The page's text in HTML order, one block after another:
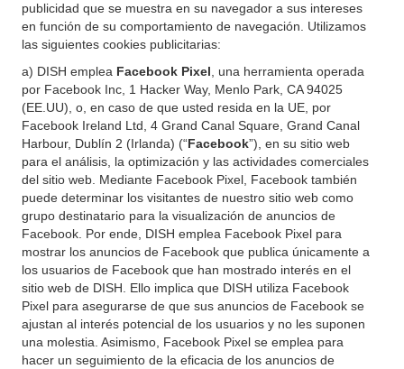
publicidad que se muestra en su navegador a sus intereses
en función de su comportamiento de navegación. Utilizamos
las siguientes cookies publicitarias:
a) DISH emplea Facebook Pixel , una herramienta operada
por Facebook Inc, 1 Hacker Way, Menlo Park, CA 94025
(EE.UU), o, en caso de que usted resida en la UE, por
Facebook Ireland Ltd, 4 Grand Canal Square, Grand Canal
Harbour, Dublín 2 (Irlanda) (“Facebook”), en su sitio web
para el análisis, la optimización y las actividades comerciales
del sitio web. Mediante Facebook Pixel, Facebook también
puede determinar los visitantes de nuestro sitio web como
grupo destinatario para la visualización de anuncios de
Facebook. Por ende, DISH emplea Facebook Pixel para
mostrar los anuncios de Facebook que publica únicamente a
los usuarios de Facebook que han mostrado interés en el
sitio web de DISH. Ello implica que DISH utiliza Facebook
Pixel para asegurarse de que sus anuncios de Facebook se
ajustan al interés potencial de los usuarios y no les suponen
una molestia. Asimismo, Facebook Pixel se emplea para
hacer un seguimiento de la eficacia de los anuncios de